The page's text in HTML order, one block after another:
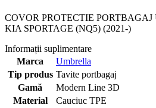
COVOR PROTECTIE
KIA SPORTAGE (NQ5) (2021-)
Informații suplimentare
Marca
Umbrella
Tip produs Tavite portbagaj
Gamă
Modern Line 3D
Material
Cauciuc TPE